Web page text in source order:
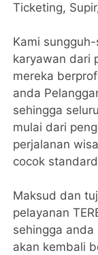
Ticketing,
Kami
karyawan dari
mereka
anda
sehingga
mulai dari
perjalanan
cocok
Maksud dan
pelayanan
sehingga
akan kembali